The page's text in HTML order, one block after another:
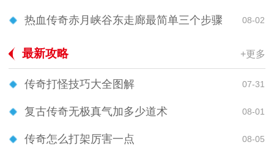
热血传奇赤月峡谷东走廊最简单三个步骤 08-02
最新攻略 +更多
传奇打怪技巧大全图解 07-31
复古传奇无极真气加多少道术 08-01
传奇怎么打架厉害一点 08-05